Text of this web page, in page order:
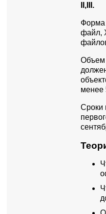
II,III.
Форма
файл,
Объем
менее
Сроки